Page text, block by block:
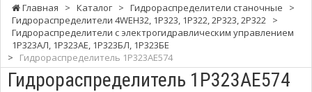
Главная > Каталог > Гидрораспределители станочные
>
Гидрораспределители 4WEH32, 1Р323, 1Р322, 2Р323, 2Р322 >
Гидрораспределители с электрогидравлическим управлением
1Р323АЛ, 1Р323АЕ, 1Р323БЛ, 1Р323БЕ
>
Гидрораспределитель 1Р323АЕ574
Гидрораспределитель 1Р323АЕ574